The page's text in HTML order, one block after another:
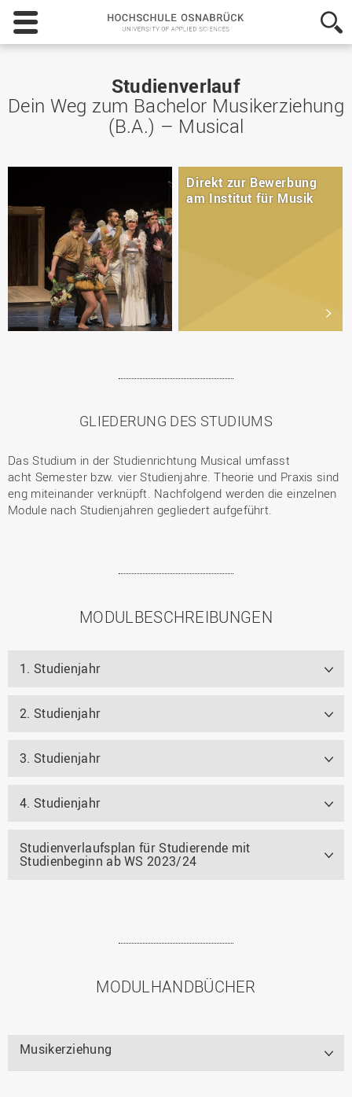
Hochschule
Osnabrück
-
Sciences
Studienverlauf
Dein Weg zum Bachelor Musikerziehung
(B.A.) – Musical
Direkt zur Bewerbung
am Institut für Musik
GLIEDERUNG DES STUDIUMS
Das Studium in der Studienrichtung Musical umfasst
acht Semester bzw. vier Studienjahre. Theorie und Praxis sind
eng miteinander verknüpft. Nachfolgend werden die einzelnen
Module nach Studienjahren gegliedert aufgeführt.
MODULBESCHREIBUNGEN
1. Studienjahr
2. Studienjahr
3. Studienjahr
4. Studienjahr
Studienverlaufsplan für Studierende mit
Studienbeginn ab WS 2023/24
MODULHANDBÜCHER
Musikerziehung